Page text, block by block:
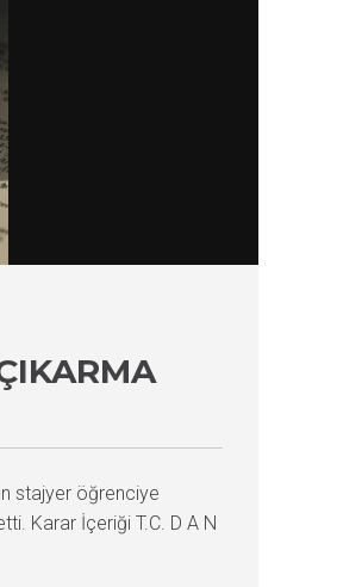
stajyer öğrenciye
Karar İçeriği T.C. D A N